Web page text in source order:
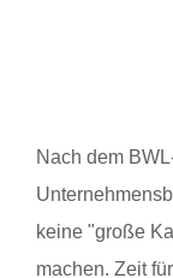
Nach dem
keine "große
machen. Zeit